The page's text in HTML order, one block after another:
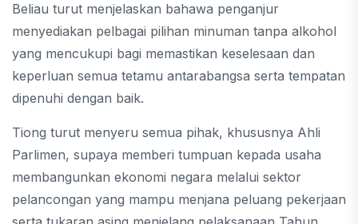
Beliau turut menjelaskan bahawa penganjur
menyediakan pelbagai pilihan minuman tanpa alkohol
yang mencukupi bagi memastikan keselesaan dan
keperluan semua tetamu antarabangsa serta tempatan
dipenuhi dengan baik.
Tiong turut menyeru semua pihak, khususnya Ahli
Parlimen, supaya memberi tumpuan kepada usaha
membangunkan ekonomi negara melalui sektor
pelancongan yang mampu menjana peluang pekerjaan